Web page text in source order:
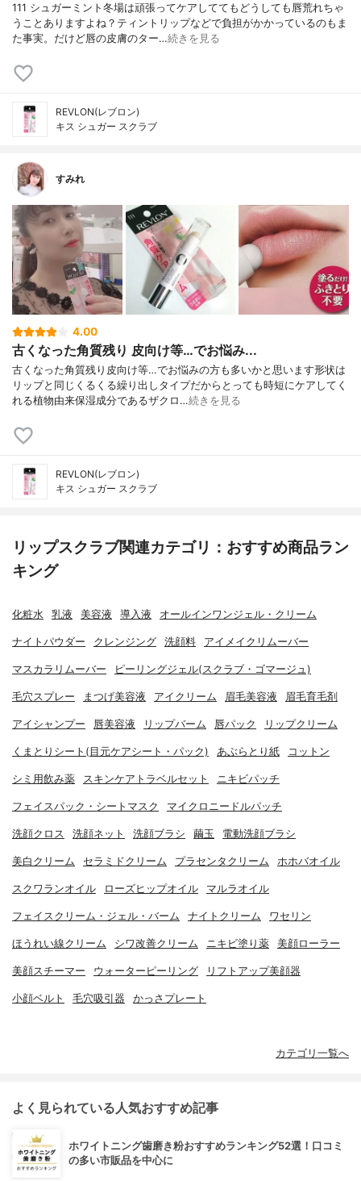
111 シュガーミント冬場は頑張ってケアしててもどうしても唇荒れちゃ
うことありますよね？ティントリップなどで負担がかかっているのもま
た事実。だけど唇の皮膚のター…続きを見る
REVLON(レブロン)
キス シュガー スクラブ
すみれ
4.00
古くなった角質残り 皮向け等…でお悩み...
古くなった角質残り皮向け等…でお悩みの方も多いかと思います形状は
リップと同じくるくる繰り出しタイプだからとっても時短にケアしてく
れる植物由来保湿成分であるザクロ…続きを見る
REVLON(レブロン)
キス シュガー スクラブ
リップスクラブ関連カテゴリ：おすすめ商品ラン
キング
化粧水 乳液 美容液 導入液 オールインワンジェル・クリーム
ナイトパウダー クレンジング 洗顔料 アイメイクリムーバー
マスカラリムーバー ピーリングジェル(スクラブ・ゴマージュ)
毛穴スプレー まつげ美容液 アイクリーム 眉毛美容液 眉毛育毛剤
アイシャンプー 唇美容液 リップバーム 唇パック リップクリーム
くまとりシート(目元ケアシート・パック) あぶらとり紙 コットン
シミ用飲み薬 スキンケアトラベルセット ニキビパッチ
フェイスパック・シートマスク マイクロニードルパッチ
洗顔クロス 洗顔ネット 洗顔ブラシ 繭玉 電動洗顔ブラシ
美白クリーム セラミドクリーム プラセンタクリーム ホホバオイル
スクワランオイル ローズヒップオイル マルラオイル
フェイスクリーム・ジェル・バーム ナイトクリーム ワセリン
ほうれい線クリーム シワ改善クリーム ニキビ塗り薬 美顔ローラー
美顔スチーマー ウォーターピーリング リフトアップ美顔器
小顔ベルト 毛穴吸引器 かっさプレート
カテゴリ一覧へ
よく見られている人気おすすめ記事
ホワイトニング歯磨き粉おすすめランキング52選！口コミ
の多い市販品を中心に